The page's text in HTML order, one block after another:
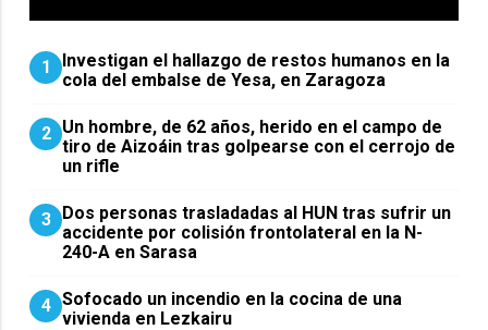
1
Investigan el hallazgo de restos humanos en la
cola del embalse de Yesa, en Zaragoza
2 Un hombre, de 62 años, herido en el campo de
tiro de Aizoáin tras golpearse con el cerrojo de
un rifle
3 ​Dos personas trasladadas al HUN tras sufrir un
accidente por colisión frontolateral en la N-
240-A en Sarasa
4 Sofocado un incendio en la cocina de una
vivienda en Lezkairu